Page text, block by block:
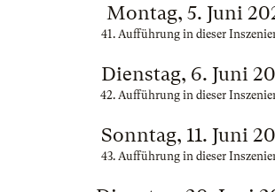
Montag, 5. Juni
41. Aufführung in dieser
Dienstag, 6. Juni
42. Aufführung in dieser
Sonntag, 11. Juni
43. Aufführung in dieser